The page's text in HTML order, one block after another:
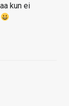
kun ei